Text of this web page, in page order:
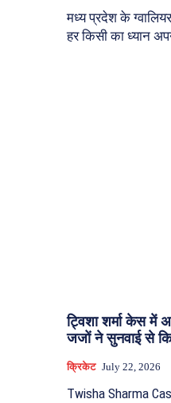
मध्य प्रदेश के
हर किसी का ध्यान
ट्विशा शर्मा केस में
जजों ने सुनवाई से
क्रिकेट July 22, 2026
Twisha Sharma